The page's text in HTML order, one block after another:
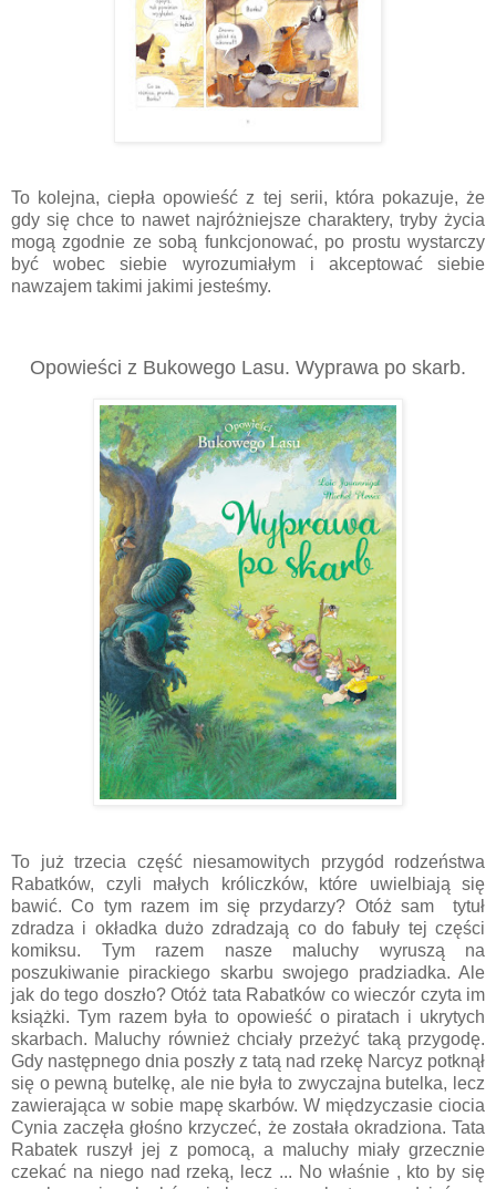
To kolejna, ciepła opowieść z tej serii, która pokazuje, że
gdy się chce to nawet najróżniejsze charaktery, tryby życia
mogą zgodnie ze sobą funkcjonować, po prostu wystarczy
być wobec siebie wyrozumiałym i akceptować siebie
nawzajem takimi jakimi jesteśmy.
Opowieści z Bukowego Lasu. Wyprawa po skarb.
To już trzecia część niesamowitych przygód rodzeństwa
Rabatków, czyli małych króliczków, które uwielbiają się
bawić. Co tym razem im się przydarzy? Otóż sam tytuł
zdradza i okładka dużo zdradzają co do fabuły tej części
komiksu. Tym razem nasze maluchy wyruszą na
poszukiwanie pirackiego skarbu swojego pradziadka. Ale
jak do tego doszło? Otóż tata Rabatków co wieczór czyta im
książki. Tym razem była to opowieść o piratach i ukrytych
skarbach. Maluchy również chciały przeżyć taką przygodę.
Gdy następnego dnia poszły z tatą nad rzekę Narcyz potknął
się o pewną butelkę, ale nie była to zwyczajna butelka, lecz
zawierająca w sobie mapę skarbów. W międzyczasie ciocia
Cynia zaczęła głośno krzyczeć, że została okradziona. Tata
Rabatek ruszył jej z pomocą, a maluchy miały grzecznie
czekać na niego nad rzeką, lecz ... No właśnie , kto by się